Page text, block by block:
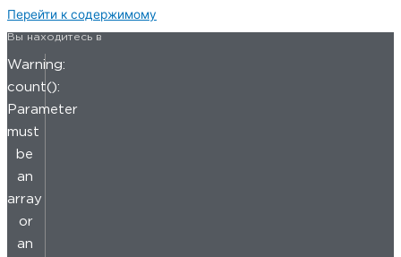
Перейти к содержимому
Вы находитесь в
Warning:
count():
Parameter
must
be
an
array
or
an